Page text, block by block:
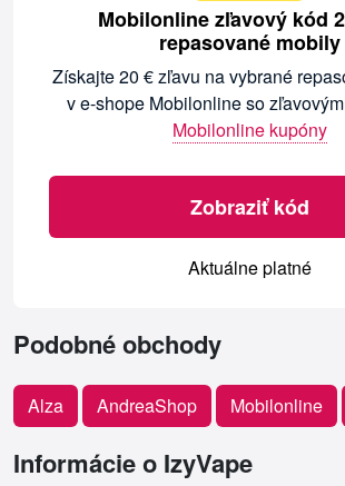
Mobilonline zľavový kód
repasované mobily
Získajte 20 € zľavu na vybrané
v e-shope Mobilonline so
Mobilonline kupóny
Zobraziť kód
Aktuálne platné
Podobné obchody
Alza AndreaShop Mobilonline
Informácie o IzyVape